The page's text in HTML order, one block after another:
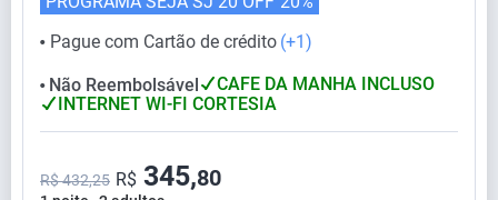
⬤ Pague com Cartão de crédito (+1)
⬤ Não Reembolsável
CAFE DA MANHA INCLUSO
INTERNET WI-FI CORTESIA
R$ 432,25 R$ 345,80